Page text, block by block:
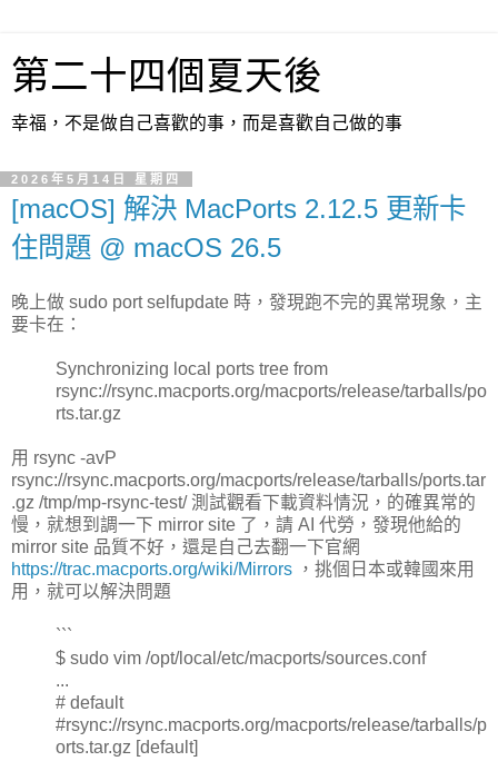
第二十四個夏天後
幸福，不是做自己喜歡的事，而是喜歡自己做的事
2026年5月14日 星期四
[macOS] 解決 MacPorts 2.12.5 更新卡
住問題 @ macOS 26.5
晚上做 sudo port selfupdate 時，發現跑不完的異常現象，主
要卡在：
Synchronizing local ports tree from
rsync://rsync.macports.org/macports/release/tarballs/po
rts.tar.gz
用 rsync -avP
rsync://rsync.macports.org/macports/release/tarballs/ports.tar
.gz /tmp/mp-rsync-test/ 測試觀看下載資料情況，的確異常的
慢，就想到調一下 mirror site 了，請 AI 代勞，發現他給的
mirror site 品質不好，還是自己去翻一下官網
https://trac.macports.org/wiki/Mirrors ，挑個日本或韓國來用
用，就可以解決問題
```
$ sudo vim /opt/local/etc/macports/sources.conf
...
# default
#rsync://rsync.macports.org/macports/release/tarballs/p
orts.tar.gz [default]